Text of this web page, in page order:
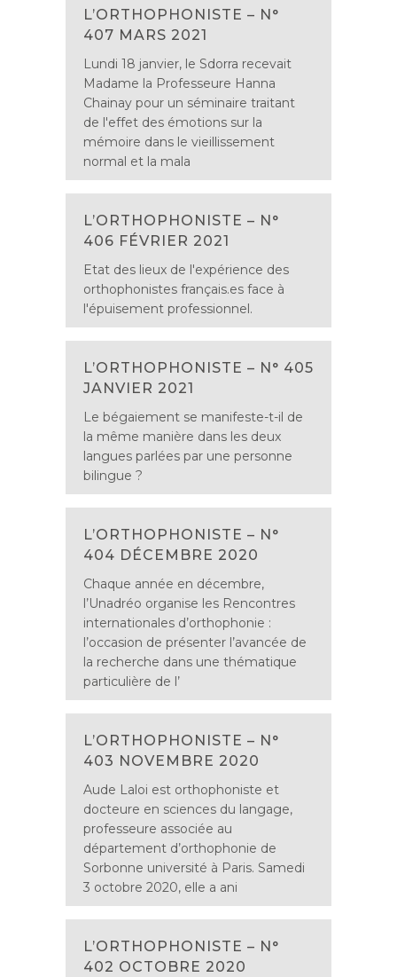
L’ORTHOPHONISTE – N°
407 MARS 2021
Lundi 18 janvier, le Sdorra recevait
Madame la Professeure Hanna
Chainay pour un séminaire traitant
de l'effet des émotions sur la
mémoire dans le vieillissement
normal et la mala
L’ORTHOPHONISTE – N°
406 FÉVRIER 2021
Etat des lieux de l'expérience des
orthophonistes français.es face à
l'épuisement professionnel.
L’ORTHOPHONISTE – N° 405
JANVIER 2021
Le bégaiement se manifeste-t-il de
la même manière dans les deux
langues parlées par une personne
bilingue ?
L’ORTHOPHONISTE – N°
404 DÉCEMBRE 2020
Chaque année en décembre,
l’Unadréo organise les Rencontres
internationales d’orthophonie :
l’occasion de présenter l’avancée de
la recherche dans une thématique
particulière de l’
L’ORTHOPHONISTE – N°
403 NOVEMBRE 2020
Aude Laloi est orthophoniste et
docteure en sciences du langage,
professeure associée au
département d’orthophonie de
Sorbonne université à Paris. Samedi
3 octobre 2020, elle a ani
L’ORTHOPHONISTE – N°
402 OCTOBRE 2020